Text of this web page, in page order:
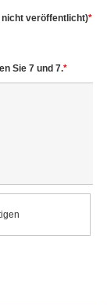
nicht veröffentlicht)*
Sie 7 und 7.*